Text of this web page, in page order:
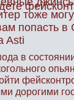
в
дорогими
тоже
попасть в
Asti